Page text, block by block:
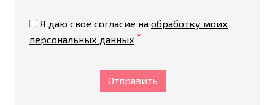
Я даю своё согласие на обработку моих
персональных данных *
Отправить